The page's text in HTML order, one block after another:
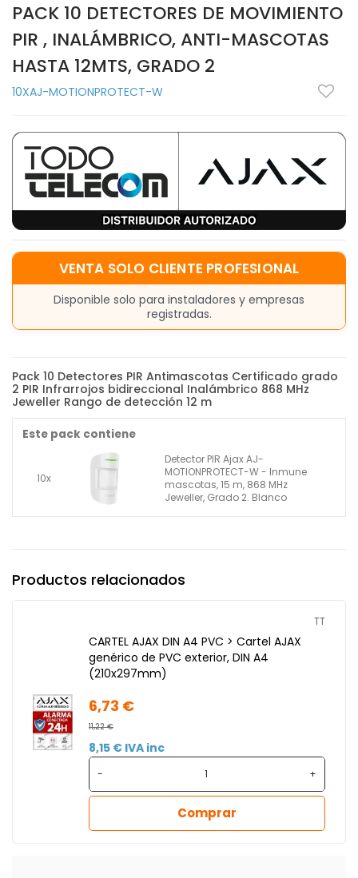
PACK 10 DETECTORES DE MOVIMIENTO
PIR , INALÁMBRICO, ANTI-MASCOTAS
HASTA 12MTS, GRADO 2
10XAJ-MOTIONPROTECT-W
VENTA SOLO CLIENTE PROFESIONAL
Disponible solo para instaladores y empresas
registradas.
Pack 10 Detectores PIR Antimascotas Certificado grado
2 PIR Infrarrojos bidireccional Inalámbrico 868 MHz
Jeweller Rango de detección 12 m
Este pack contiene
10x
Detector PIR Ajax AJ-
MOTIONPROTECT-W - Inmune
mascotas, 15 m, 868 MHz
Jeweller, Grado 2. Blanco
Productos relacionados
TT
CARTEL AJAX DIN A4 PVC > Cartel AJAX
genérico de PVC exterior, DIN A4
(210x297mm)
6,73 €
11,22 €
8,15 € IVA inc
- +
Comprar